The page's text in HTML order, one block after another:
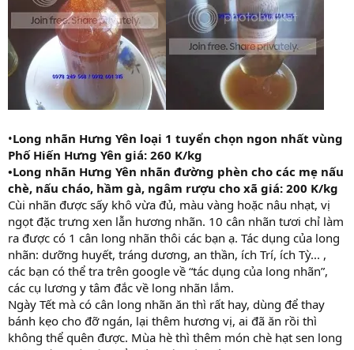
•Long nhãn Hưng Yên loại 1 tuyển chọn ngon nhất vùng
Phố Hiến Hưng Yên giá: 260 K/kg
•Long nhãn Hưng Yên nhãn đường phèn cho các mẹ nấu
chè, nấu cháo, hầm gà, ngâm rượu cho xã giá: 200 K/kg
Cùi nhãn được sấy khô vừa đủ, màu vàng hoặc nâu nhạt, vị
ngọt đặc trưng xen lẫn hương nhãn. 10 cân nhãn tươi chỉ làm
ra được có 1 cân long nhãn thôi các bạn ạ. Tác dụng của long
nhãn: dưỡng huyết, tráng dương, an thần, ích Trí, ích Tỳ... ,
các bạn có thể tra trên google về “tác dụng của long nhãn”,
các cụ lương y tâm đắc về long nhãn lắm.
Ngày Tết mà có cân long nhãn ăn thì rất hay, dùng để thay
bánh kẹo cho đỡ ngán, lại thêm hương vị, ai đã ăn rồi thì
không thể quên được. Mùa hè thì thêm món chè hạt sen long